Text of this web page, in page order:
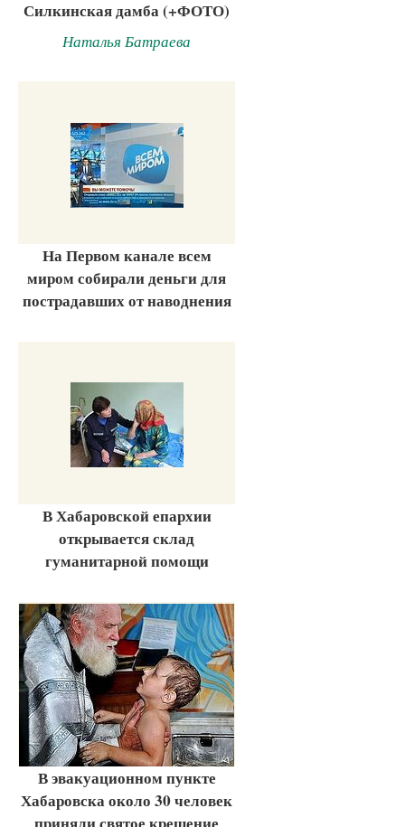
Силкинская дамба (+ФОТО)
Наталья Батраева
На Первом канале всем
миром собирали деньги для
пострадавших от наводнения
В Хабаровской епархии
открывается склад
гуманитарной помощи
В эвакуационном пункте
Хабаровска около 30 человек